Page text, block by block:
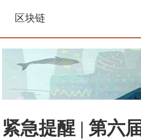
区块链
紧急提醒 | 第六